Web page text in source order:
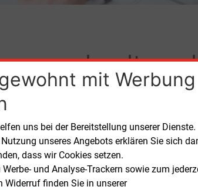
mit Werbung
uns bei der Bereitstellung unserer Dienste.
unseres Angebots erklären Sie sich
dass wir Cookies setzen.
und Analyse-Trackern sowie zum
Widerruf finden Sie in unserer
wechselt
Kommune steht ein Führungswechsel an.
neuer
Jahr in
Geschäftsführer der Stadtwerke